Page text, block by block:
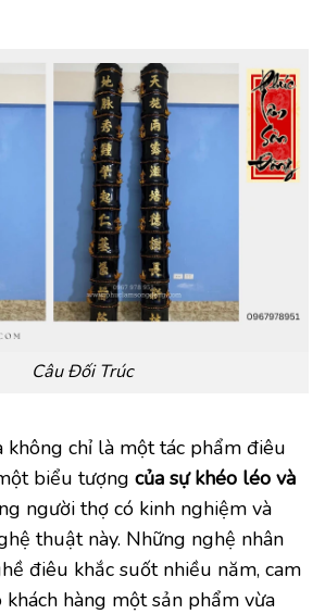
Câu Đối Trúc
không chỉ là một tác phẩm điêu
biểu tượng của sự khéo léo và
người thợ có kinh nghiệm và
thuật này. Những nghệ nhân
điêu khắc suốt nhiều năm, cam
hàng một sản phẩm vừa